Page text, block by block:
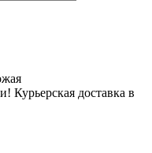
Курьерская доставка в